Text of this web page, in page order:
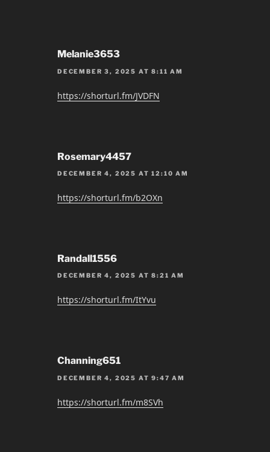
Melanie3653
DECEMBER 3, 2025 AT 8:11 AM
https://shorturl.fm/JVDFN
Rosemary4457
DECEMBER 4, 2025 AT 12:10 AM
https://shorturl.fm/b2OXn
Randall1556
DECEMBER 4, 2025 AT 8:21 AM
https://shorturl.fm/ItYvu
Channing651
DECEMBER 4, 2025 AT 9:47 AM
https://shorturl.fm/m8SVh